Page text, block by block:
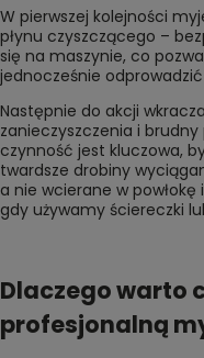
W pierwszej kolejności
płynu czyszczącego –
się na maszynie, co
jednocześnie
Następnie do akcji
zanieczyszczenia i brudny
czynność jest kluczowa,
twardsze drobiny
a nie wcierane w
gdy używamy ściereczki
Dlaczego warto
profesjonalną